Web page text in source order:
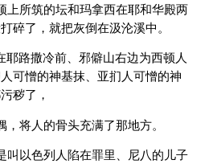
上所筑的坛和玛拿西在耶和华殿两
碎了，就把灰倒在汲沦溪中。
耶路撒冷前、邪僻山右边为西顿人
可憎的神基抹、亚扪人可憎的神
秽了，
将人的骨头充满了那地方。
叫以色列人陷在罪里、尼八的儿子